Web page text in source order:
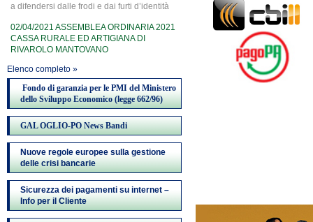
a difendersi dalle frodi e dai furti d’identità
02/04/2021 ASSEMBLEA ORDINARIA 2021
CASSA RURALE ED ARTIGIANA DI
RIVAROLO MANTOVANO
Elenco completo »
Fondo di garanzia per le PMI del Ministero
dello Sviluppo Economico (legge 662/96)
GAL OGLIO-PO News Bandi
Nuove regole europee sulla gestione
delle crisi bancarie
Sicurezza dei pagamenti su internet –
Info per il Cliente